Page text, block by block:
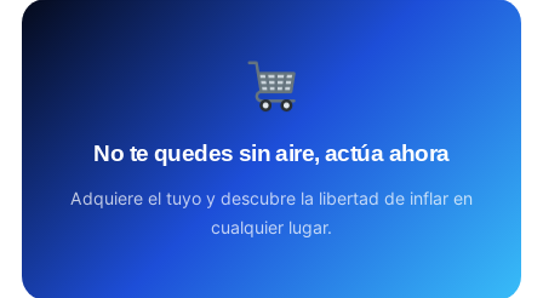
No te quedes sin aire, actúa ahora
Adquiere el tuyo y descubre la libertad de inflar en
cualquier lugar.